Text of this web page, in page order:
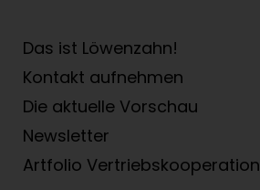
Das ist Löwenzahn!
Kontakt aufnehmen
Die aktuelle Vorschau
Newsletter
Artfolio Vertriebs­kooperation